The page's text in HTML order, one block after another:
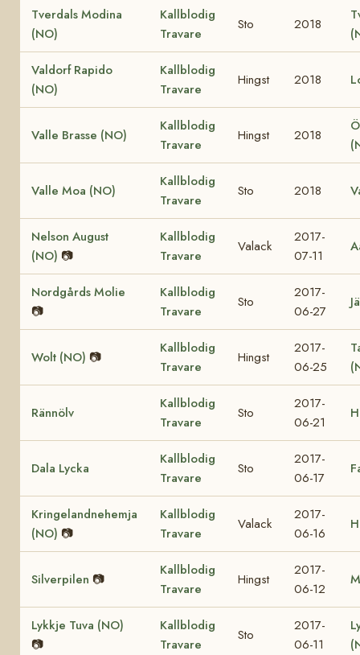
Tverdals Modina
(NO)
Kallblodig
Travare
Sto 2018
Valdorf Rapido
(NO)
Kallblodig
Travare
Hingst 2018
Valle Brasse (NO)
Kallblodig
Travare
Hingst 2018
Valle Moa (NO)
Kallblodig
Travare
Sto 2018
Nelson August
(NO) 📷
Kallblodig
Travare
Valack
2017-
07-11
Nordgårds Molie
📷
Kallblodig
Travare
Sto
2017-
06-27
Wolt (NO) 📷
Kallblodig
Travare
Hingst
2017-
06-25
Rännölv
Kallblodig
Travare
Sto
2017-
06-21
Dala Lycka
Kallblodig
Travare
Sto
2017-
06-17
Kringelandnehemja
(NO) 📷
Kallblodig
Travare
Valack
2017-
06-16
Silverpilen 📷
Kallblodig
Travare
Hingst
2017-
06-12
Lykkje Tuva (NO)
📷
Kallblodig
Travare
Sto
2017-
06-11